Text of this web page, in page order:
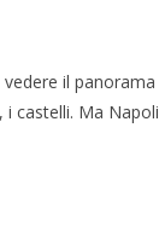
il panorama
i castelli. Ma Napoli